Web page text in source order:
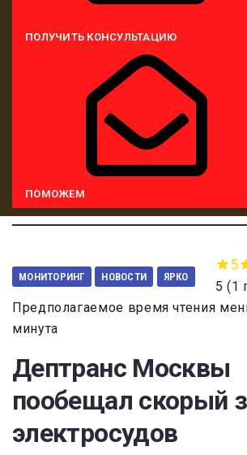
ПОЛУЧИТЬ КОНСУЛЬТАЦИЮ
ПОМОЖЕМ
МОНИТОРИНГ НОВОСТИ ЯРКО
5
5 (1
Предполагаемое время чтения
минута
Дептранс Москвы
пообещал скорый
электросудов